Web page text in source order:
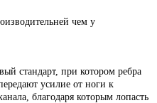
чем у
стандарт, при котором ребра
усилие от ноги к
благодаря которым лопасть